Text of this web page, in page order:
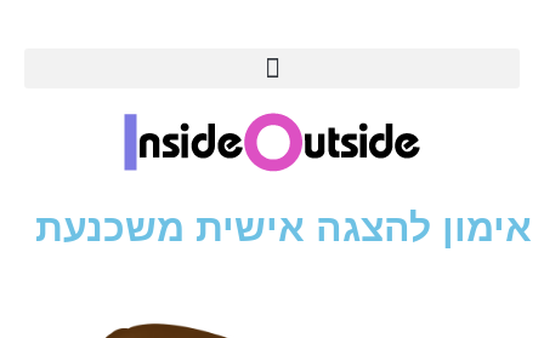
אימון להצגה אישית משכנעת